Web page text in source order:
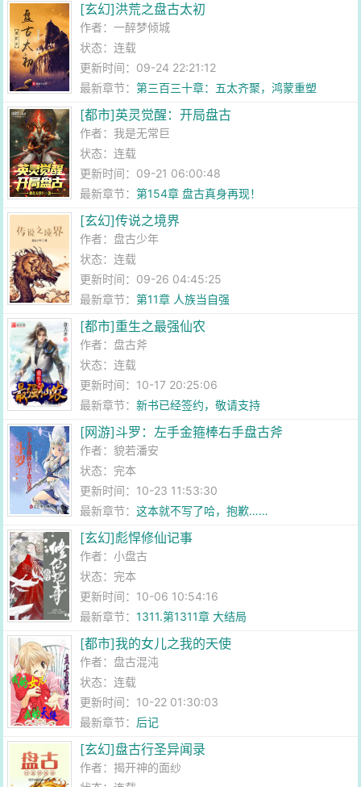
[玄幻]洪荒之盘古太初
作者：一醉梦倾城
状态：连载
更新时间：09-24 22:21:12
最新章节：第三百三十章：五太齐聚，鸿蒙重塑
[都市]英灵觉醒：开局盘古
作者：我是无常巨
状态：连载
更新时间：09-21 06:00:48
最新章节：第154章 盘古真身再现！
[玄幻]传说之境界
作者：盘古少年
状态：连载
更新时间：09-26 04:45:25
最新章节：第11章 人族当自强
[都市]重生之最强仙农
作者：盘古斧
状态：连载
更新时间：10-17 20:25:06
最新章节：新书已经签约，敬请支持
[网游]斗罗：左手金箍棒右手盘古斧
作者：貌若潘安
状态：完本
更新时间：10-23 11:53:30
最新章节：这本就不写了哈，抱歉……
[玄幻]彪悍修仙记事
作者： 小盘古
状态：完本
更新时间：10-06 10:54:16
最新章节：1311.第1311章 大结局
[都市]我的女儿之我的天使
作者：盘古混沌
状态：连载
更新时间：10-22 01:30:03
最新章节： 后记
[玄幻]盘古行圣异闻录
作者：揭开神的面纱